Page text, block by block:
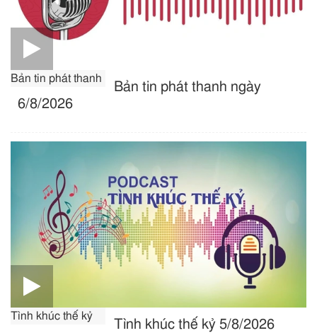
Bản tin phát thanh
Bản tin phát thanh ngày
6/8/2026
Tình khúc thế kỷ
Tình khúc thế kỷ 5/8/2026